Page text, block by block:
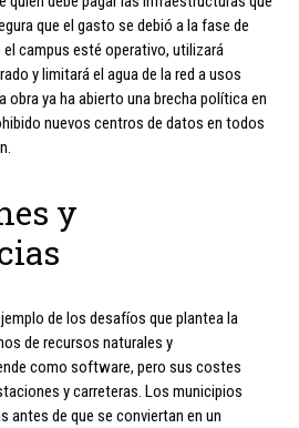
que el gasto se debió a la fase de
campus esté operativo, utilizará
y limitará el agua de la red a usos
obra ya ha abierto una brecha política en
nuevos centros de datos en todos
y
de los desafíos que plantea la
de recursos naturales y
como software, pero sus costes
y carreteras. Los municipios
antes de que se conviertan en un